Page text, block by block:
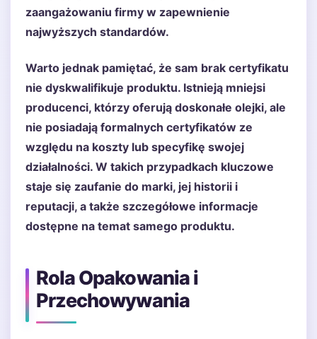
zaangażowaniu firmy w zapewnienie
najwyższych standardów.
Warto jednak pamiętać, że sam brak certyfikatu
nie dyskwalifikuje produktu. Istnieją mniejsi
producenci, którzy oferują doskonałe olejki, ale
nie posiadają formalnych certyfikatów ze
względu na koszty lub specyfikę swojej
działalności. W takich przypadkach kluczowe
staje się zaufanie do marki, jej historii i
reputacji, a także szczegółowe informacje
dostępne na temat samego produktu.
Rola Opakowania i
Przechowywania